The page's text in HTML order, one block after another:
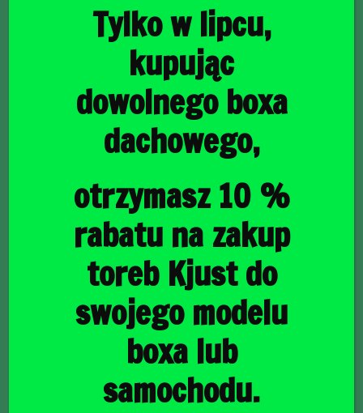
Torby do bagażnika
/ FORD MONDEO LIFTBACK 2014-
2021 TORBY DO BAGAŻNIKA 5 SZT
FORD MONDEO
LIFTBACK 2014-2021
TORBY DO BAGAŻNIKA
5 SZT
Tylko w lipcu,
kupując
dowolnego boxa
dachowego,
otrzymasz 10 %
rabatu na zakup
toreb Kjust do
swojego modelu
boxa lub
samochodu.